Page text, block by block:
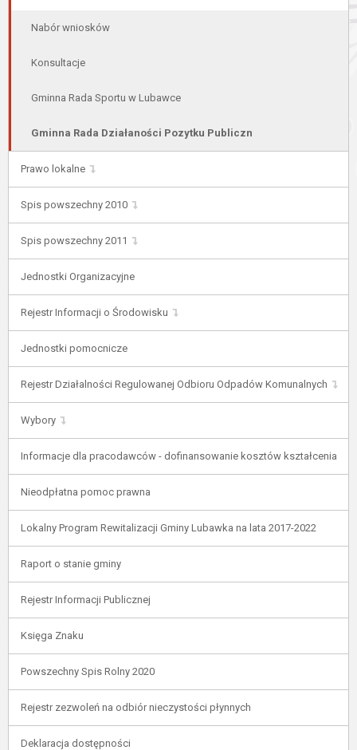
Nabór wniosków
Konsultacje
Gminna Rada Sportu w Lubawce
Gminna Rada Działaności Pozytku Publiczn
Prawo lokalne
Spis powszechny 2010
Spis powszechny 2011
Jednostki Organizacyjne
Rejestr Informacji o Środowisku
Jednostki pomocnicze
Rejestr Działalności Regulowanej Odbioru Odpadów Komunalnych
Wybory
Informacje dla pracodawców - dofinansowanie kosztów kształcenia
Nieodpłatna pomoc prawna
Lokalny Program Rewitalizacji Gminy Lubawka na lata 2017-2022
Raport o stanie gminy
Rejestr Informacji Publicznej
Księga Znaku
Powszechny Spis Rolny 2020
Rejestr zezwoleń na odbiór nieczystości płynnych
Deklaracja dostępności